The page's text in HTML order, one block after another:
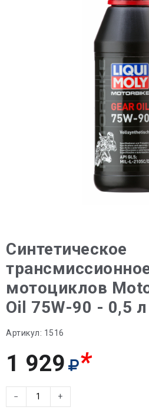
Синтетическое
мотоциклов
Oil 75W-90 - 0,5 л
Артикул: 1516
1 929 *
− +